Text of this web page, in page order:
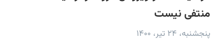
منتفی نیست
پنجشنبه، ۲۴ تیر، ۱۴۰۰